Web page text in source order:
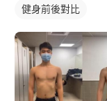
健身前後對比